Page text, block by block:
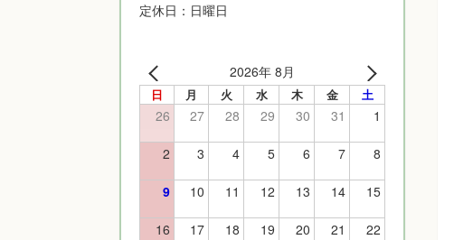
定休日：日曜日
2026年 8月
日 月 火 水 木 金 土
26 27 28 29 30 31 1
2 3 4 5 6 7 8
9 10 11 12 13 14 15
16 17 18 19 20 21 22